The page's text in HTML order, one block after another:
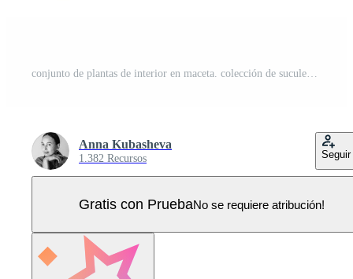
conjunto de plantas de interior en maceta. colección de suculentas, cactus o plantas de follaje verde que crecen en jardineras o macetas. ilustración vectorial en estilo plano. Vector Pro
Anna Kubasheva
1.382 Recursos Seguir
Gratis con PruebaNo se requiere atribución!